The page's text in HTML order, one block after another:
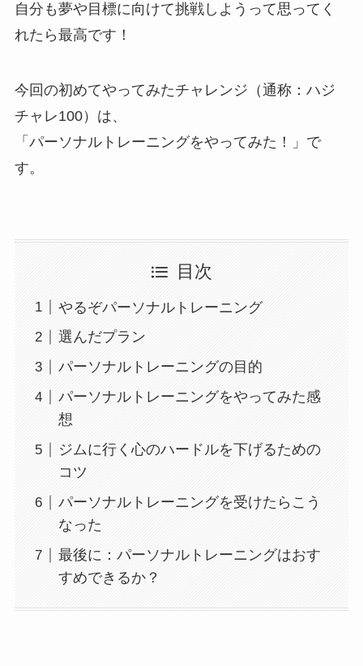
自分も夢や目標に向けて挑戦しようって思ってく
れたら最高です！
今回の初めてやってみたチャレンジ（通称：ハジ
チャレ100）は、
「パーソナルトレーニングをやってみた！」で
す。
目次
やるぞパーソナルトレーニング
選んだプラン
パーソナルトレーニングの目的
パーソナルトレーニングをやってみた感
想
ジムに行く心のハードルを下げるための
コツ
パーソナルトレーニングを受けたらこう
なった
最後に：パーソナルトレーニングはおす
すめできるか？